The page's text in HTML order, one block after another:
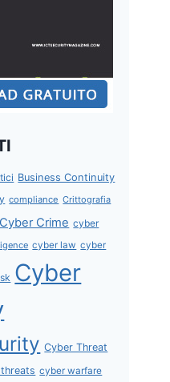
Business Continuity
compliance Crittografia
Cyber Crime cyber
cyber law cyber
Cyber
Cyber Threat
cyber warfare